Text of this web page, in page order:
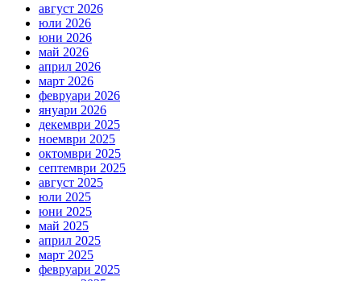
август 2026
юли 2026
юни 2026
май 2026
април 2026
март 2026
февруари 2026
януари 2026
декември 2025
ноември 2025
октомври 2025
септември 2025
август 2025
юли 2025
юни 2025
май 2025
април 2025
март 2025
февруари 2025